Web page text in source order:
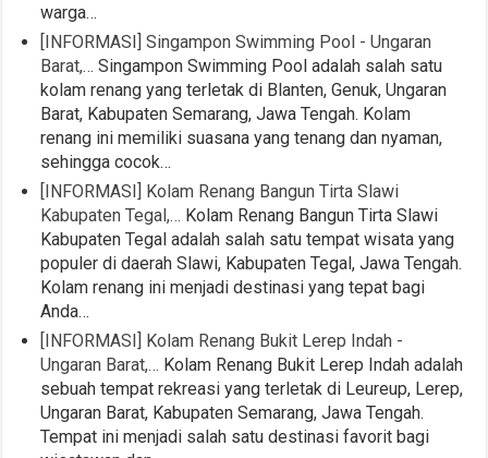
warga…
[INFORMASI] Singampon Swimming Pool - Ungaran
Barat,… Singampon Swimming Pool adalah salah satu
kolam renang yang terletak di Blanten, Genuk, Ungaran
Barat, Kabupaten Semarang, Jawa Tengah. Kolam
renang ini memiliki suasana yang tenang dan nyaman,
sehingga cocok…
[INFORMASI] Kolam Renang Bangun Tirta Slawi
Kabupaten Tegal,… Kolam Renang Bangun Tirta Slawi
Kabupaten Tegal adalah salah satu tempat wisata yang
populer di daerah Slawi, Kabupaten Tegal, Jawa Tengah.
Kolam renang ini menjadi destinasi yang tepat bagi
Anda…
[INFORMASI] Kolam Renang Bukit Lerep Indah -
Ungaran Barat,… Kolam Renang Bukit Lerep Indah adalah
sebuah tempat rekreasi yang terletak di Leureup, Lerep,
Ungaran Barat, Kabupaten Semarang, Jawa Tengah.
Tempat ini menjadi salah satu destinasi favorit bagi